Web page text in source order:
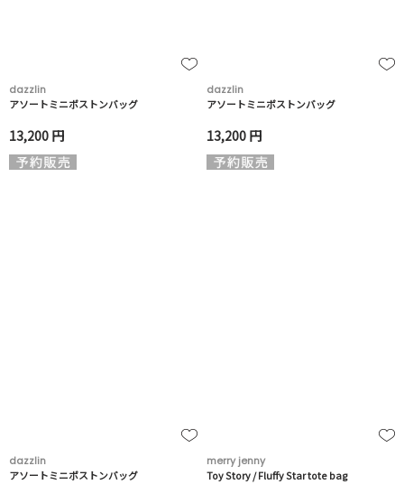
dazzlin
アソートミニボストンバッグ
13,200 円
dazzlin
アソートミニボストンバッグ
13,200 円
dazzlin
アソートミニボストンバッグ
merry jenny
Toy Story / Fluffy Star tote bag